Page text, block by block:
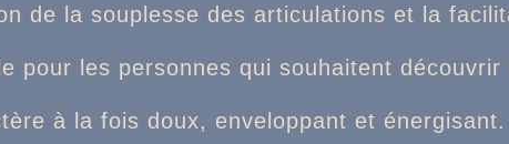
de la souplesse des articulations et la
pour les personnes qui souhaitent
à la fois doux, enveloppant et énergisant.